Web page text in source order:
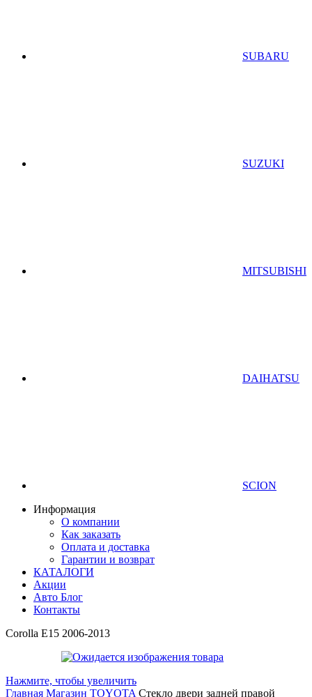
SUBARU
SUZUKI
MITSUBISHI
DAIHATSU
SCION
Информация
О компании
Как заказать
Оплата и доставка
Гарантии и возврат
КАТАЛОГИ
Акции
Авто Блог
Контакты
Corolla E15 2006-2013
Нажмите, чтобы увеличить
Главная Магазин TOYOTA Стекло двери задней правой